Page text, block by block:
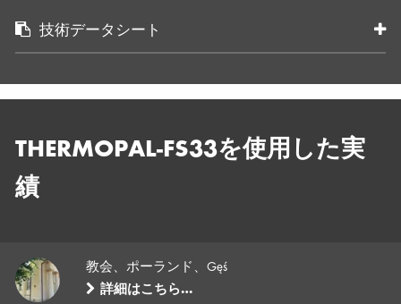
技術データシート
THERMOPAL-FS33を使用した実
績
教会、ポーランド、Gęś
詳細はこちら…